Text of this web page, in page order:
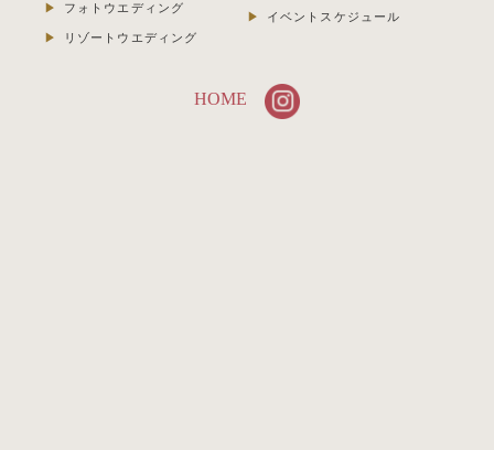
フォトウエディング
リゾートウエディング
イベントスケジュール
HOME